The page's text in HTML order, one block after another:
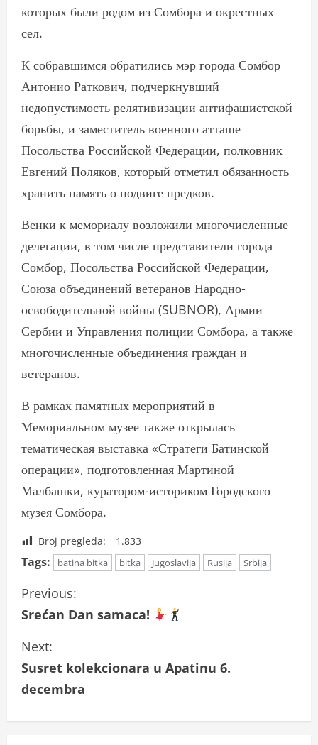
которых были родом из Сомбора и окрестных
сел.
К собравшимся обратились мэр города Сомбор
Антонио Раткович, подчеркнувший
недопустимость релятивизации антифашистской
борьбы, и заместитель военного атташе
Посольства Российской Федерации, полковник
Евгений Поляков, который отметил обязанность
хранить память о подвиге предков.
Венки к мемориалу возложили многочисленные
делегации, в том числе представители города
Сомбор, Посольства Российской Федерации,
Союза объединений ветеранов Народно-
освободительной войны (SUBNOR), Армии
Сербии и Управления полиции Сомбора, а также
многочисленные объединения граждан и
ветеранов.
В рамках памятных мероприятий в
Мемориальном музее также открылась
тематическая выставка «Стратеги Батинской
операции», подготовленная Мартиной
Малбашки, куратором-историком Городского
музея Сомбора.
Broj pregleda: 1.833
Tags: batina bitka bitka Jugoslavija Rusija Srbija
C
o
n
t
i
Previous:
Srećan Dan samaca!
Next:
Susret kolekcionara u Apatinu 6.
decembra